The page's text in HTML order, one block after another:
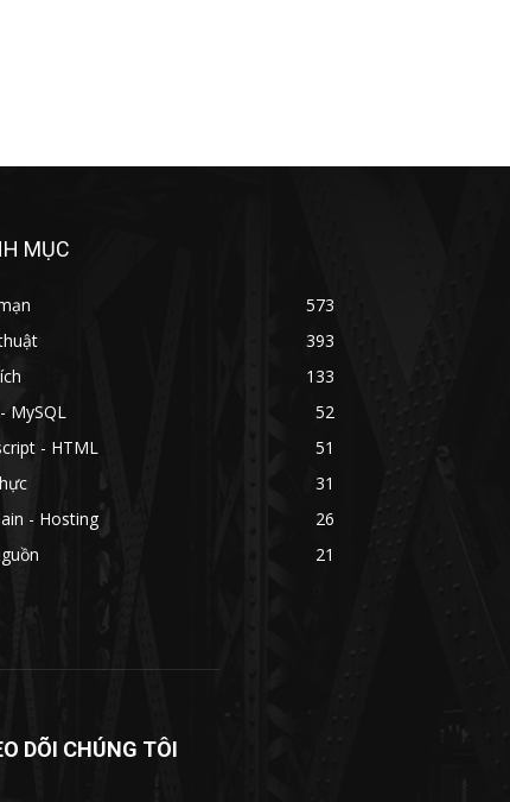
MỤC
573
393
133
MySQL
52
- HTML
51
31
- Hosting
26
21
DÕI CHÚNG TÔI